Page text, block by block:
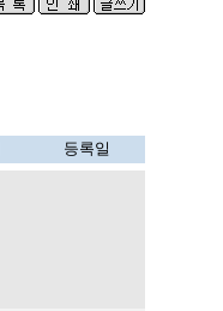
등록일